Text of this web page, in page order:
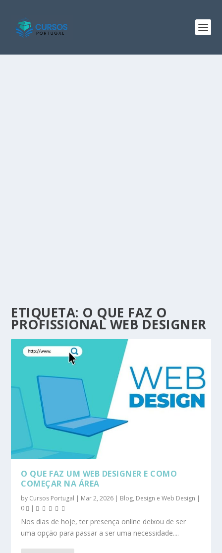
ETIQUETA: O QUE FAZ O
PROFISSIONAL WEB DESIGNER
O QUE FAZ UM WEB DESIGNER E COMO
COMEÇAR NA ÁREA
by Cursos Portugal | Mar 2, 2026 | Blog, Design e Web Design |
0
|
Nos dias de hoje, ter presença online deixou de ser
uma opção para passar a ser uma necessidade....